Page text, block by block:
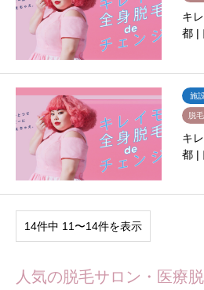
キ
都 |
施
脱
キ
都 |
14件中 11〜14件を表示
人気の脱毛サロン・医療